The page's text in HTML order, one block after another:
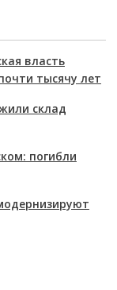
власть
тысячу лет
склад
погибли